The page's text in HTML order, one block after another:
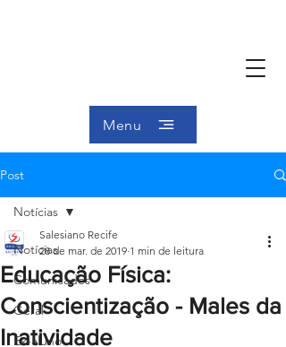
Menu
Post
Notícias
Comunicados
Geral
Ex-aluno
Notícias
Educação Física:
Conscientização - Males da
Inatividade
Salesiano Recife
28 de mar. de 2019 1 min de leitura